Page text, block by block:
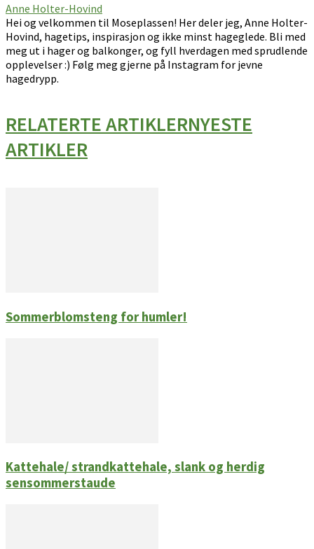
Anne Holter-Hovind
Hei og velkommen til Moseplassen! Her deler jeg, Anne Holter-
Hovind, hagetips, inspirasjon og ikke minst hageglede. Bli med
meg ut i hager og balkonger, og fyll hverdagen med sprudlende
opplevelser :) Følg meg gjerne på Instagram for jevne
hagedrypp.
RELATERTE ARTIKLERNYESTE
ARTIKLER
Sommerblomsteng for humler!
Kattehale/ strandkattehale, slank og herdig
sensommerstaude